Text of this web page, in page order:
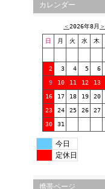
カレンダー
＜2026年8月 ＞
日 月 火 水 木
2 3 4 5 6
9 10 11 12 13
16 17 18 19 20
23 24 25 26 27
30 31
今日
定休日
携帯ページ